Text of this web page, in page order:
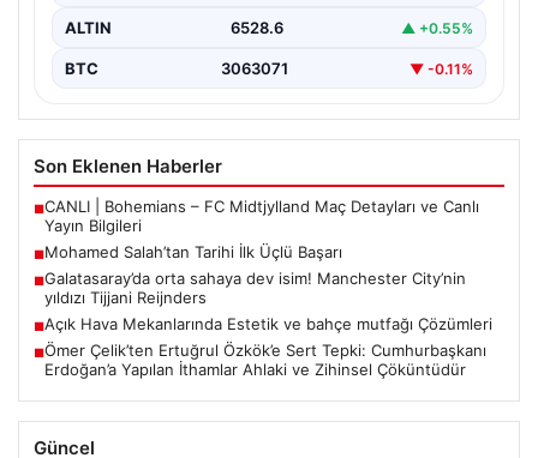
ALTIN 6528.6 ▲ +0.55%
BTC 3063071 ▼ -0.11%
Son Eklenen Haberler
■CANLI | Bohemians – FC Midtjylland Maç Detayları ve Canlı
Yayın Bilgileri
■Mohamed Salah’tan Tarihi İlk Üçlü Başarı
■Galatasaray’da orta sahaya dev isim! Manchester City’nin
yıldızı Tijjani Reijnders
■Açık Hava Mekanlarında Estetik ve bahçe mutfağı Çözümleri
■Ömer Çelik’ten Ertuğrul Özkök’e Sert Tepki: Cumhurbaşkanı
Erdoğan’a Yapılan İthamlar Ahlaki ve Zihinsel Çöküntüdür
Güncel